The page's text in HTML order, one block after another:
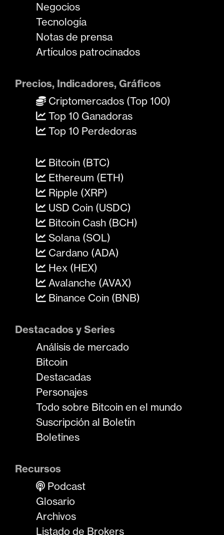
Negocios
Tecnología
Notas de prensa
Artículos patrocinados
Precios, Indicadores, Gráficos
Criptomercados (Top 100)
Top 10 Ganadoras
Top 10 Perdedoras
Bitcoin (BTC)
Ethereum (ETH)
Ripple (XRP)
USD Coin (USDC)
Bitcoin Cash (BCH)
Solana (SOL)
Cardano (ADA)
Hex (HEX)
Avalanche (AVAX)
Binance Coin (BNB)
Destacados y Series
Análisis de mercado
Bitcoin
Destacadas
Personajes
Todo sobre Bitcoin en el mundo
Suscripción al Boletín
Boletines
Recursos
Podcast
Glosario
Archivos
Listado de Brokers